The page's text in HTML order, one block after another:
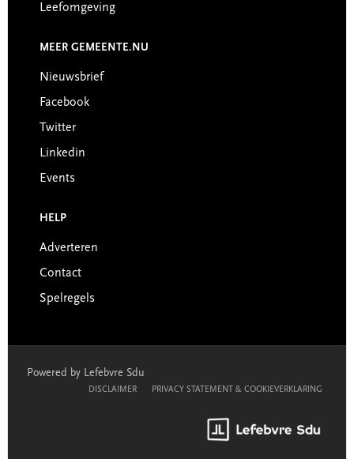
Leefomgeving
MEER GEMEENTE.NU
Nieuwsbrief
Facebook
Twitter
Linkedin
Events
HELP
Adverteren
Contact
Spelregels
Powered by Lefebvre Sdu
DISCLAIMER PRIVACY STATEMENT & COOKIEVERKLARING